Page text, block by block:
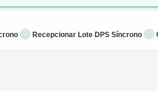
Recepcionar Lote DPS Síncrono